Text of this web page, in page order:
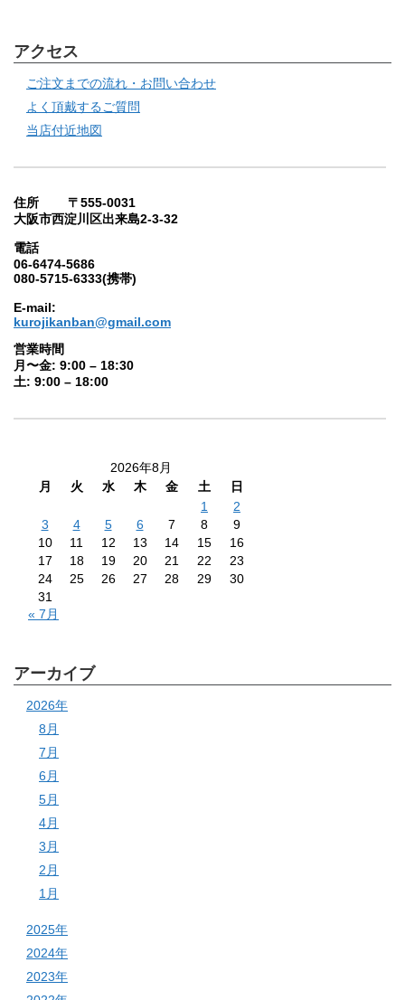
アクセス
ご注文までの流れ・お問い合わせ
よく頂戴するご質問
当店付近地図
住所 〒555-0031
大阪市西淀川区出来島2-3-32
電話
06-6474-5686
080-5715-6333(携帯)
E-mail:
kurojikanban@gmail.com
営業時間
月〜金: 9:00 – 18:30
土: 9:00 – 18:00
2026年8月
月
火 水 木 金 土
日
1
2
3
4 5 6 7 8
9
10
11 12 13 14 15
16
17
18 19 20 21 22
23
24
25 26 27 28 29
30
31
« 7月
アーカイブ
2026年
8月
7月
6月
5月
4月
3月
2月
1月
2025年
2024年
2023年